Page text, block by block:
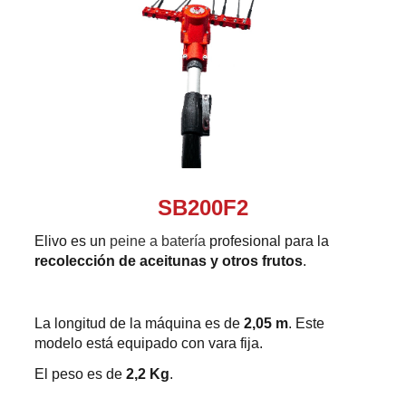
SB200F2
Elivo es un peine a batería profesional para la
recolección de aceitunas y otros frutos.
La longitud de la máquina es de 2,05 m. Este
modelo está equipado con vara fija.
El peso es de 2,2 Kg.